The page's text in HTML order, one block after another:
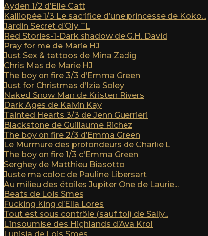
Ayden 1/2 d’Elle Catt
Kalliopée 1/3 Le sacrifice d’une princesse de Koko...
Jardin Secret d’Oly TL
Red Stories-1-Dark shadow de G.H. David
Pray for me de Marie HJ
Just Sex & tattoos de Mina Zadig
Chris Mas de Marie HJ
The boy on fire 3/3 d’Emma Green
Just for Christmas d’Izia Soley
Naked Snow Man de Kristen Rivers
Dark Ages de Kalvin Kay
Tainted Hearts 3/3 de Jenn Guerrieri
Blackstone de Guillaume Richez
The boy on fire 2/3 d’Emma Green
Le Murmure des profondeurs de Charlie L
The boy on fire 1/3 d’Emma Green
Serghey de Matthieu Biasotto
Juste ma coloc de Pauline Libersart
Au milieu des étoiles Jupiter One de Laurie...
Beats de Lois Smes
Fucking King d’Ella Lores
Tout est sous contrôle (sauf toi) de Sally...
L’insoumise des Highlands d’Ava Krol
Lunisia de Lois Smes